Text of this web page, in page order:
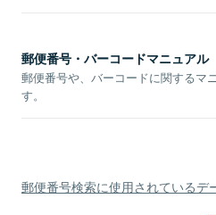
郵便番号・バーコードマニュアル
郵便番号や、バーコードに関するマ
す。
郵便番号検索に使用されているデ